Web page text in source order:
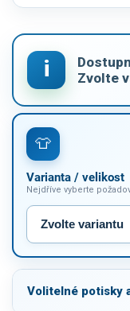
Varianta / velikost
Nejdříve vyberte
Volitelné potisky